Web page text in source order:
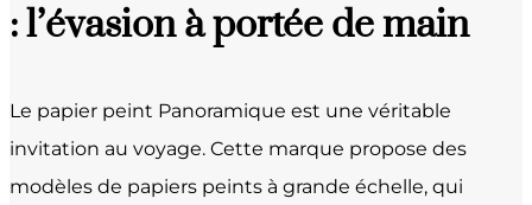
: l’évasion à portée de main
Le papier peint Panoramique est une véritable
invitation au voyage. Cette marque propose des
modèles de papiers peints à grande échelle, qui